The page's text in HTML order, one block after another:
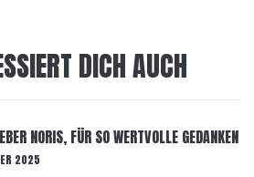
DICH AUCH
NORIS, FÜR SO WERTVOLLE GEDANKEN
2025